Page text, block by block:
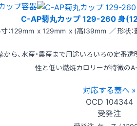
ップ容器
C-AP菊丸カップ 129-260 身
：129mm x 129mm x (高)39mm ／ 形状
から、水産・農産まで用途いろいろの定番
性と低い燃焼カロリーが特徴の
対応する蓋へ »
OCD 104344
受発注